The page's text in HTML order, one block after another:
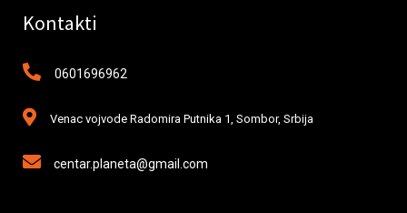
Kontakti
0601696962
Venac vojvode Radomira Putnika 1, Sombor, Srbija
centar.planeta@gmail.com